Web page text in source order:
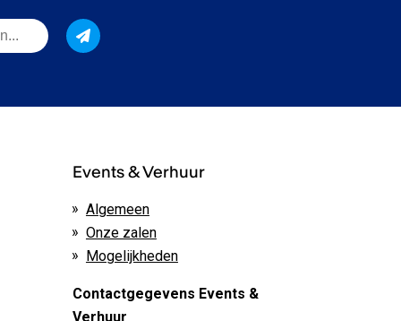
Events & Verhuur
Algemeen
Onze zalen
Mogelijkheden
Contactgegevens Events &
Verhuur